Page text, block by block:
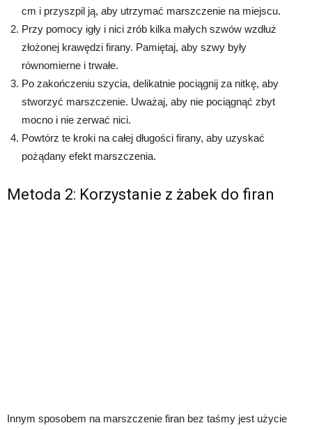
cm i przyszpil ją, aby utrzymać marszczenie na miejscu.
Przy pomocy igły i nici zrób kilka małych szwów wzdłuż
złożonej krawędzi firany. Pamiętaj, aby szwy były
równomierne i trwałe.
Po zakończeniu szycia, delikatnie pociągnij za nitkę, aby
stworzyć marszczenie. Uważaj, aby nie pociągnąć zbyt
mocno i nie zerwać nici.
Powtórz te kroki na całej długości firany, aby uzyskać
pożądany efekt marszczenia.
Metoda 2: Korzystanie z żabek do firan
Innym sposobem na marszczenie firan bez taśmy jest użycie